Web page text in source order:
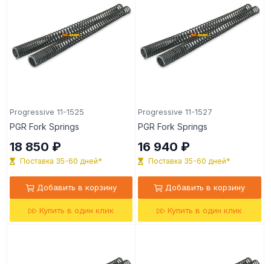
Progressive 11-1525
PGR Fork Springs
18 850 ₽
Поставка 35-60 дней*
Добавить в корзину
Купить в один клик
Progressive 11-1527
PGR Fork Springs
16 940 ₽
Поставка 35-60 дней*
Добавить в корзину
Купить в один клик